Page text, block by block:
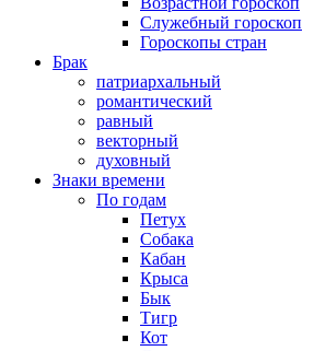
Служебный гороскоп
Гороскопы стран
Брак
патриархальный
романтический
равный
векторный
духовный
Знаки времени
По годам
Петух
Собака
Кабан
Крыса
Бык
Тигр
Кот